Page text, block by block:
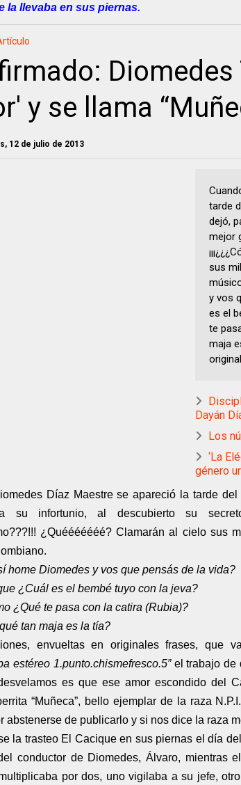
la llevaba en sus piernas.
Diomedes
y se llama
12 de julio de 2013
tarde
dejó,
mejor
sus
y vos
es el
te
maja
Dayán
Los
‘La
género
Díaz Maestre se apareció la tarde
su infortunio, al descubierto su
¿Quééééééé? Clamarán al cielo sus
home Diomedes y vos que pensás de la vida?
¿Cuál es el bembé tuyo con la jeva?
¿Qué te pasa con la catira (Rubia)?
tan maja es la tía?
envueltas en originales frases, que
estéreo 1.punto.chismefresco.5”el trabajo de
es que ese amor escondido del
“Muñeca”, bello ejemplar de la raza
abstenerse de publicarlo y si nos dice la raza
la trasteo El Cacique en sus piernas el día
conductor de Diomedes, Álvaro, mientras
por dos, uno vigilaba a su jefe,